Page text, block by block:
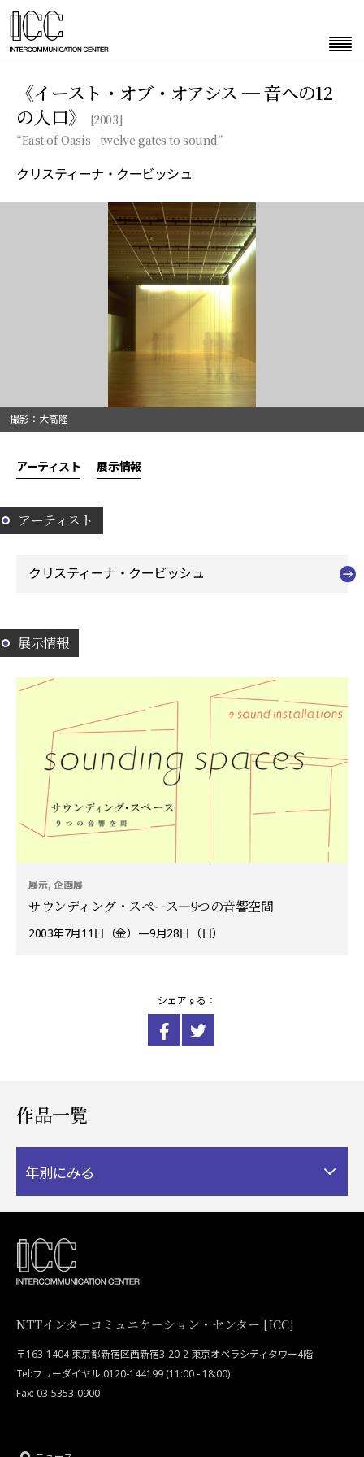
《イースト・オブ・オアシス ─ 音への12
の入口》
[2003]
“East of Oasis - twelve gates to sound”
クリスティーナ・クービッシュ
撮影：大高隆
アーティスト 展示情報
アーティスト
クリスティーナ・クービッシュ
展示情報
展示, 企画展
サウンディング・スペース—9つの音響空間
2003年7月11日（金）—9月28日（日）
シェアする：
作品一覧
年別にみる
NTTインターコミュニケーション・センター [ICC]
〒163-1404 東京都新宿区西新宿3-20-2 東京オペラシティタワー4階
Tel:フリーダイヤル 0120-144199 (11:00 - 18:00)
Fax: 03-5353-0900